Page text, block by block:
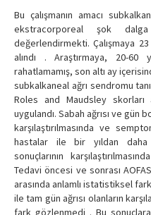
Bu çalışmanın amacı
ekstracorporeal şok
değerlendirmekti. Çalışmaya
alındı . Araştırmaya, 20-
rahatlamamış, son altı ay
subkalkaneal ağrı sendromu
Roles and Maudsley skorları
uygulandı. Sabah ağrısı ve gün
karşılaştırılmasında ve
hastalar ile bir yıldan daha
sonuçlarının
Tedavi öncesi ve sonrası
arasında anlamlı istatistiksel
ile tam gün ağrısı olanların
fark gözlenmedi . Bu